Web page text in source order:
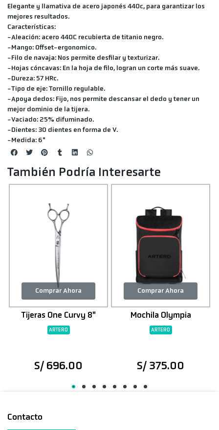
Elegante y llamativa de acero japonés 440c, para garantizar los
mejores resultados.
Características:
-Aleación: acero 440C recubierta de titanio negro.
-Mango: Offset-ergonomico.
-Filo de navaja: Nos permite desfilar y texturizar.
-Hojas cóncavas: En la hoja de filo, logran un corte más suave.
-Dureza: 57 HRc.
-Tipo de eje: Tornillo regulable.
-Apoya dedos: Fijo, nos permite descansar el dedo y tener un
mejor dominio de la tijera.
-Vaciado: 25% difuminado.
-Dientes: 30 dientes en forma de V.
-Medida: 6"
También Podría Interesarte
Comprar Ahora
Tijeras One Curvy 8"
ARTERO
S/ 696.00
Comprar Ahora
Mochila Olympia
ARTERO
S/ 375.00
Contacto